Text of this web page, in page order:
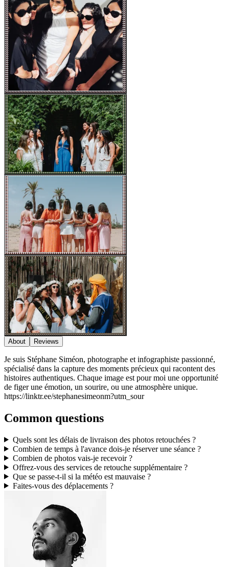
About Reviews
Je suis Stéphane Siméon, photographe et infographiste passionné,
spécialisé dans la capture des moments précieux qui racontent des
histoires authentiques. Chaque image est pour moi une opportunité
de figer une émotion, un sourire, ou une atmosphère unique.
https://linktr.ee/stephanesimeonm?utm_sour
Common questions
Quels sont les délais de livraison des photos retouchées ?
Combien de temps à l'avance dois-je réserver une séance ?
Combien de photos vais-je recevoir ?
Offrez-vous des services de retouche supplémentaire ?
Que se passe-t-il si la météo est mauvaise ?
Faites-vous des déplacements ?